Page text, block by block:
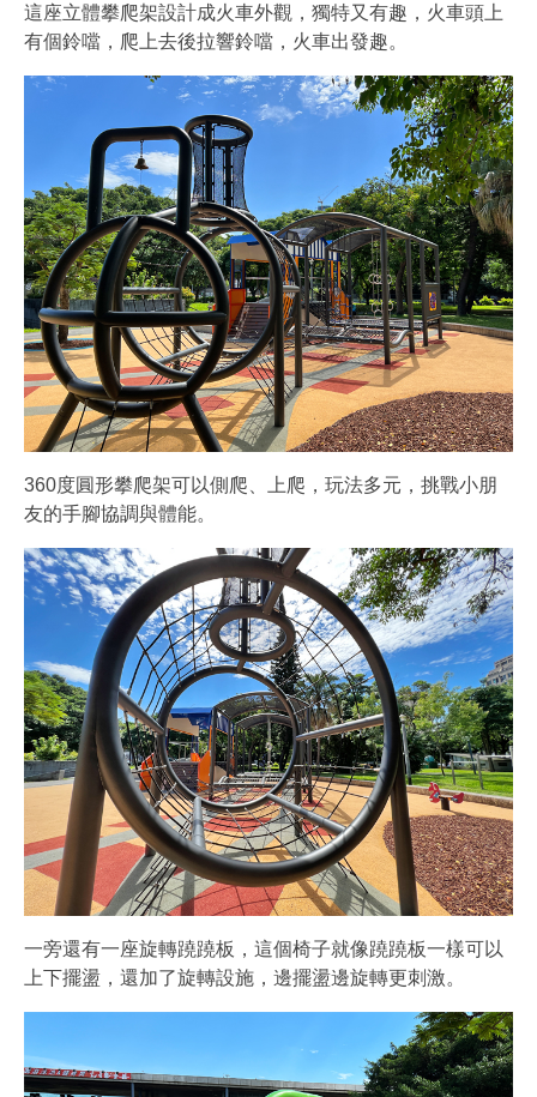
這座立體攀爬架設計成火車外觀，獨特又有趣，火車頭上
有個鈴噹，爬上去後拉響鈴噹，火車出發趣。
360度圓形攀爬架可以側爬、上爬，玩法多元，挑戰小朋
友的手腳協調與體能。
一旁還有一座旋轉蹺蹺板，這個椅子就像蹺蹺板一樣可以
上下擺盪，還加了旋轉設施，邊擺盪邊旋轉更刺激。